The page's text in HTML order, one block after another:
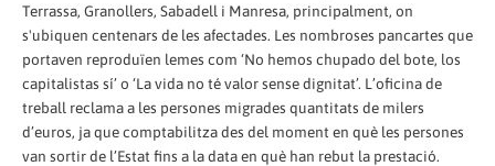
Terrassa, Granollers, Sabadell i Manresa, principalment, on
s'ubiquen centenars de les afectades. Les nombroses pancartes que
portaven reproduïen lemes com ‘No hemos chupado del bote, los
capitalistas sí’ o ‘La vida no té valor sense dignitat’. L’oficina de
treball reclama a les persones migrades quantitats de milers
d’euros, ja que comptabilitza des del moment en què les persones
van sortir de l’Estat fins a la data en què han rebut la prestació.